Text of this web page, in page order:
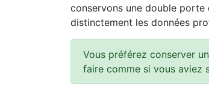
conservons une double porte
distinctement les données
Vous préférez conserver
faire comme si vous aviez